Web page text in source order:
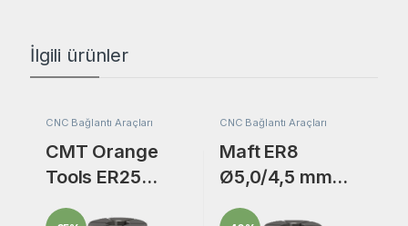
İlgili ürünler
CNC Bağlantı Araçları
CMT Orange
Tools ER25
Freze Bıçak
CNC Bağlantı Araçları
Maft ER8
Ø5,0/4,5 mm
Freze Bıçak